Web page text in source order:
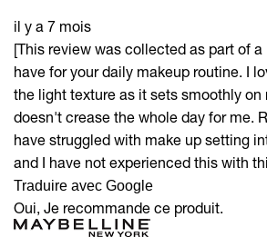
il y a 7 mois
[This review was collected as part of
have for your daily makeup routine. I
the light texture as it sets smoothly on
doesn't crease the whole day for me.
have struggled with make up setting
and I have not experienced this with
Traduire avec Google
Oui, Je recommande ce produit.